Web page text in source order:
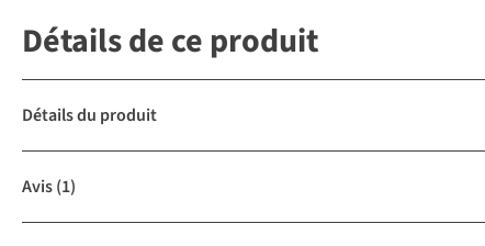
Détails de ce produit
Détails du produit
Avis(1)